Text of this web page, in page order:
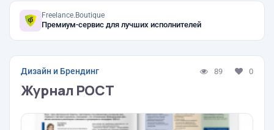
Freelance.Boutique
Премиум-сервис для лучших исполнителей
Дизайн и Брендинг 89 0
Журнал РОСТ